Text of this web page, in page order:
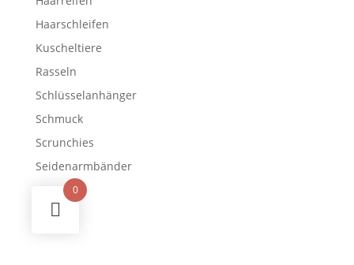
Haarschleifen
Kuscheltiere
Rasseln
Schlüsselanhänger
Schmuck
Scrunchies
Seidenarmbänder
0